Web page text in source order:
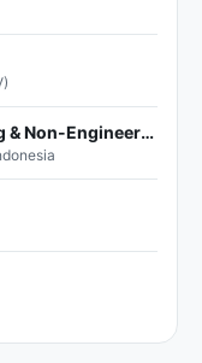
MMKI Talent Pool (Engineering & Non-Engineering)